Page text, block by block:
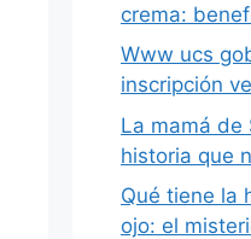
crema:
Www ucs
inscripción
La mamá de
historia que
Qué tiene la
ojo: el